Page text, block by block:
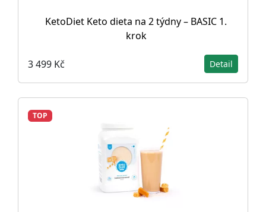
KetoDiet Keto dieta na 2 týdny – BASIC 1.
krok
3 499 Kč Detail
TOP